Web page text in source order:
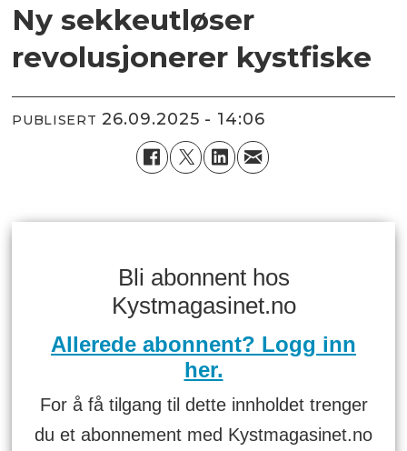
Ny sekkeutløser
revolusjonerer kystfiske
PUBLISERT 26.09.2025 - 14:06
Bli abonnent hos
Kystmagasinet.no
Allerede abonnent? Logg inn
her.
For å få tilgang til dette innholdet trenger
du et abonnement med Kystmagasinet.no